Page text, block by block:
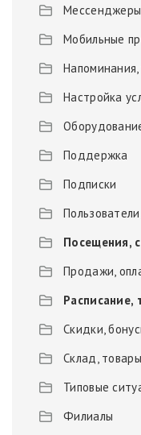
Мессенджеры
Мобильные
Настройка
Поддержка
Подписки
Посещения,
Продажи,
Расписание,
Скидки,
Склад, товары
Типовые
Филиалы